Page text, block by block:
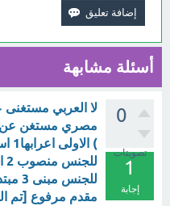
أسئلة مشابهة
0
تصويتات
1
إجابة
لا العربي
مصري مستغن عن
)
مقدم مرفوع [تم